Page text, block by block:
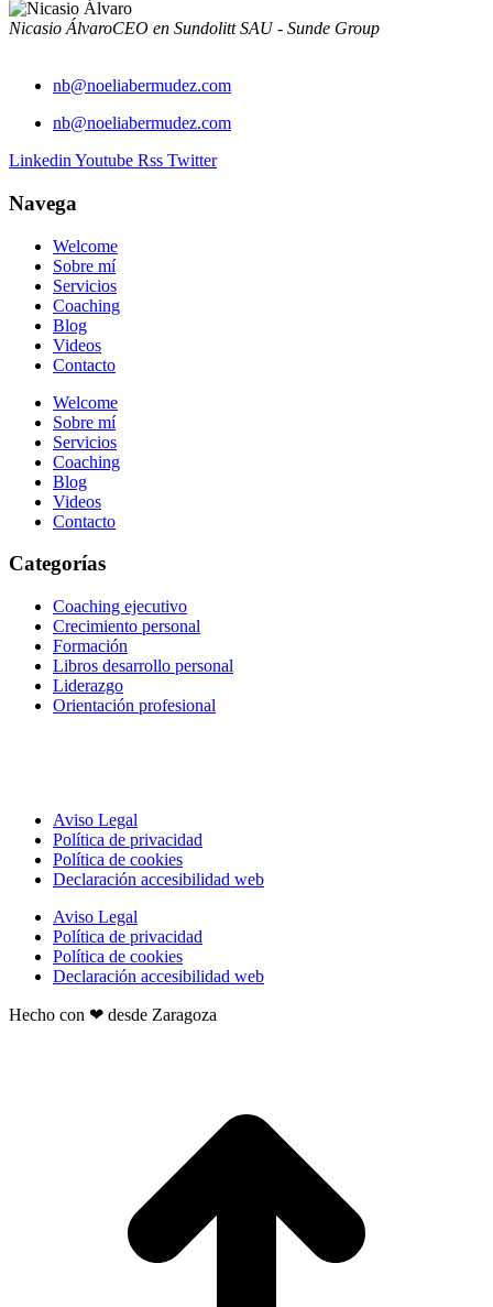
Nicasio ÁlvaroCEO en Sundolitt SAU - Sunde Group
nb@noeliabermudez.com
nb@noeliabermudez.com
Linkedin Youtube Rss Twitter
Navega
Welcome
Sobre mí
Servicios
Coaching
Blog
Videos
Contacto
Welcome
Sobre mí
Servicios
Coaching
Blog
Videos
Contacto
Categorías
Coaching ejecutivo
Crecimiento personal
Formación
Libros desarrollo personal
Liderazgo
Orientación profesional
Aviso Legal
Política de privacidad
Política de cookies
Declaración accesibilidad web
Aviso Legal
Política de privacidad
Política de cookies
Declaración accesibilidad web
Hecho con ❤ desde Zaragoza